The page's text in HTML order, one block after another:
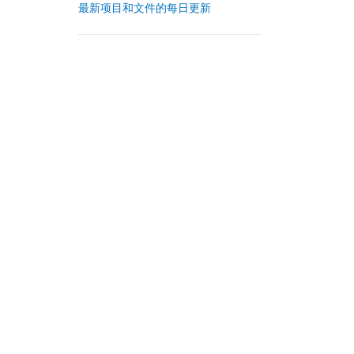
最新项目和文件的每日更新